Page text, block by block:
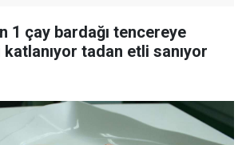
1 çay bardağı tencereye
tadan etli sanıyor